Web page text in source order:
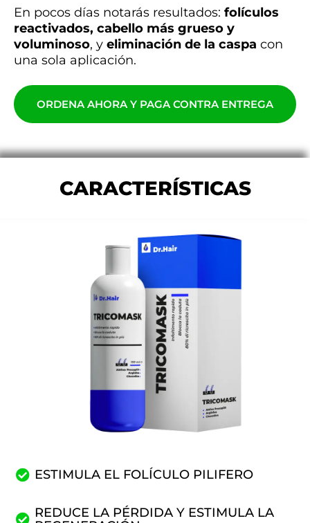
En pocos días notarás resultados: folículos
reactivados, cabello más grueso y
voluminoso, y eliminación de la caspa con
una sola aplicación.
ORDENA AHORA Y PAGA CONTRA ENTREGA
CARACTERÍSTICAS
ESTIMULA EL FOLÍCULO PILIFERO
REDUCE LA PÉRDIDA Y ESTIMULA LA